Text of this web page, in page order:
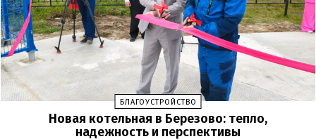
БЛАГОУСТРОЙСТВО
Новая котельная в Березово: тепло,
надежность и перспективы